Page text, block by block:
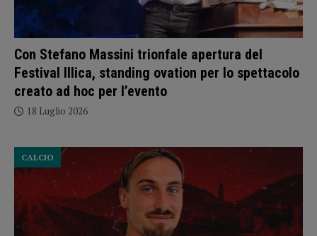
Con Stefano Massini trionfale apertura del
Festival Illica, standing ovation per lo spettacolo
creato ad hoc per l’evento
18 Luglio 2026
CALCIO